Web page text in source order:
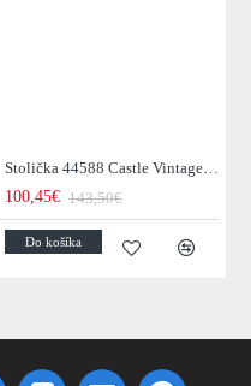
Stolička 44588 Castle Vintage Black
100,45€ 143,50€
Do košíka